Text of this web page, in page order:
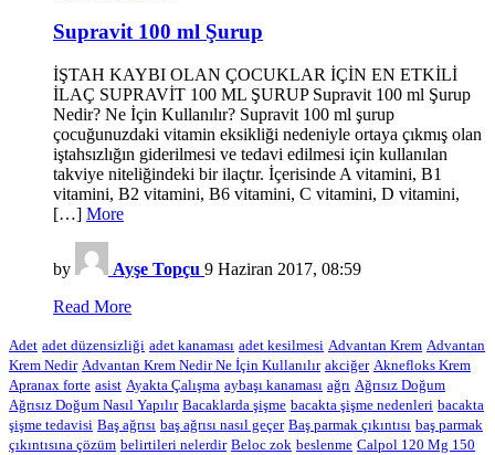
Supravit 100 ml Şurup
İŞTAH KAYBI OLAN ÇOCUKLAR İÇİN EN ETKİLİ
İLAÇ SUPRAVİT 100 ML ŞURUP Supravit 100 ml Şurup
Nedir? Ne İçin Kullanılır? Supravit 100 ml şurup
çocuğunuzdaki vitamin eksikliği nedeniyle ortaya çıkmış olan
iştahsızlığın giderilmesi ve tedavi edilmesi için kullanılan
takviye niteliğindeki bir ilaçtır. İçerisinde A vitamini, B1
vitamini, B2 vitamini, B6 vitamini, C vitamini, D vitamini,
[…] More
by Ayşe Topçu 9 Haziran 2017, 08:59
Read More
Adet adet düzensizliği adet kanaması adet kesilmesi Advantan Krem Advantan
Krem Nedir Advantan Krem Nedir Ne İçin Kullanılır akciğer Aknefloks Krem
Apranax forte asist Ayakta Çalışma aybaşı kanaması ağrı Ağrısız Doğum
Ağrısız Doğum Nasıl Yapılır Bacaklarda şişme bacakta şişme nedenleri bacakta
şişme tedavisi Baş ağrısı baş ağrısı nasıl geçer Baş parmak çıkıntısı baş parmak
çıkıntısına çözüm belirtileri nelerdir Beloc zok beslenme Calpol 120 Mg 150